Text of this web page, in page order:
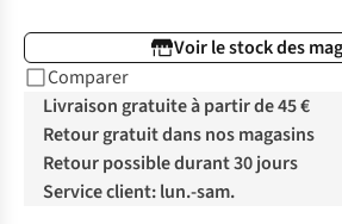
Voir le stock des
Comparer
Livraison gratuite à partir de 45 €
Retour gratuit dans nos magasins
Retour possible durant 30 jours
Service client: lun.-sam.